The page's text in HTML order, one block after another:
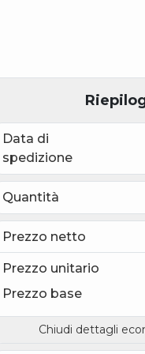
Data di
spedizione
Quantità
Prezzo netto
Prezzo unitario
Prezzo base
Chiudi dettagli